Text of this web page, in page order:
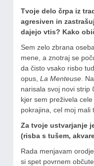
Tvoje delo črpa iz
agresiven in
dajejo vtis? Kako
Sem zelo zbrana
mene, a znotraj se
da čisto vsako risbo
opus, La Menteuse.
narisala svoj novi strip
kjer sem preživela
pokrajina, cel moj mali
Za tvoje ustvarjanje
(risba s tušem,
Rada menjavam
si spet povrnem